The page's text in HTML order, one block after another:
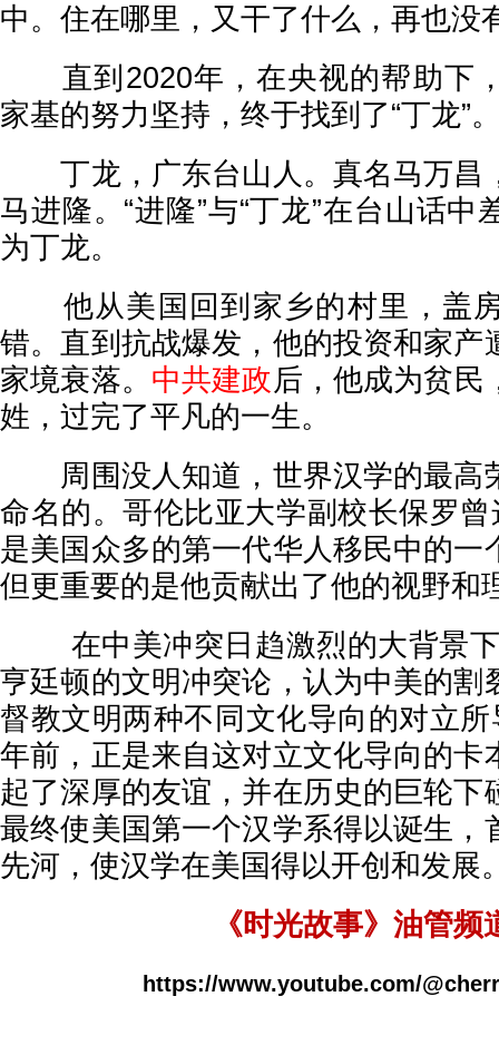
中。住在哪里，又干了什么，再也没
直到2020年，在央视的帮助下
家基的努力坚持，终于找到了“丁龙”
丁龙，广东台山人。真名马万昌
马进隆。“进隆”与“丁龙”在台山话
为丁龙。
他从美国回到家乡的村里，盖
错。直到抗战爆发，他的投资和家产
家境衰落。 中共建政后，他成为贫民
姓，过完了平凡的一生。
周围没人知道，世界汉学的最高
命名的。哥伦比亚大学副校长保罗
是美国众多的第一代华人移民中的一
但更重要的是他贡献出了他的视野和
在中美冲突日趋激烈的大背景下
亨廷顿的文明冲突论，认为中美的割
督教文明两种不同文化导向的对立
年前，正是来自这对立文化导向的卡
起了深厚的友谊，并在历史的巨轮下
最终使美国第一个汉学系得以诞生，
先河，使汉学在美国得以开创和发展
《时光故事》油管频
https://www.youtube.com/